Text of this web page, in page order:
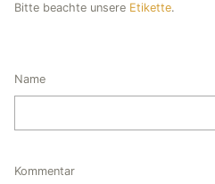
Bitte beachte unsere Etikette.
Name
Kommentar